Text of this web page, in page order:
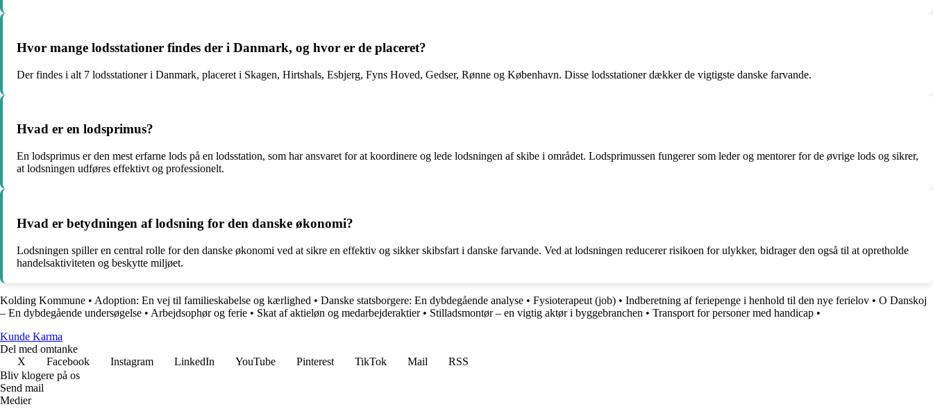
Hvor mange lodsstationer findes der i Danmark, og hvor er de placeret?
Der findes i alt 7 lodsstationer i Danmark, placeret i Skagen, Hirtshals, Esbjerg, Fyns Hoved, Gedser, Rønne og København. Disse lodsstationer dækker de vigtigste danske farvande.
Hvad er en lodsprimus?
En lodsprimus er den mest erfarne lods på en lodsstation, som har ansvaret for at koordinere og lede lodsningen af skibe i området. Lodsprimussen fungerer som leder og mentorer for de øvrige lods og sikrer,
at lodsningen udføres effektivt og professionelt.
Hvad er betydningen af lodsning for den danske økonomi?
Lodsningen spiller en central rolle for den danske økonomi ved at sikre en effektiv og sikker skibsfart i danske farvande. Ved at lodsningen reducerer risikoen for ulykker, bidrager den også til at opretholde
handelsaktiviteten og beskytte miljøet.
Kolding Kommune • Adoption: En vej til familieskabelse og kærlighed • Danske statsborgere: En dybdegående analyse • Fysioterapeut (job) • Indberetning af feriepenge i henhold til den nye ferielov • O Danskoj
– En dybdegående undersøgelse • Arbejdsophør og ferie • Skat af aktieløn og medarbejderaktier• Stilladsmontør – en vigtig aktør i byggebranchen • Transport for personer med handicap •
Kunde Karma
Del med omtanke
X
Facebook Instagram LinkedIn YouTube Pinterest TikTok Mail
RSS
Bliv klogere på os
Send mail
Medier